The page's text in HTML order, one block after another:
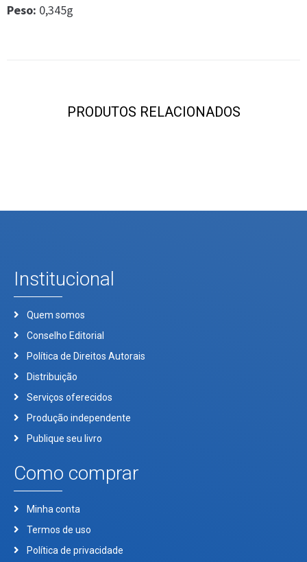
Peso: 0,345g
PRODUTOS RELACIONADOS
Institucional
Quem somos
Conselho Editorial
Política de Direitos Autorais
Distribuição
Serviços oferecidos
Produção independente
Publique seu livro
Como comprar
Minha conta
Termos de uso
Política de privacidade